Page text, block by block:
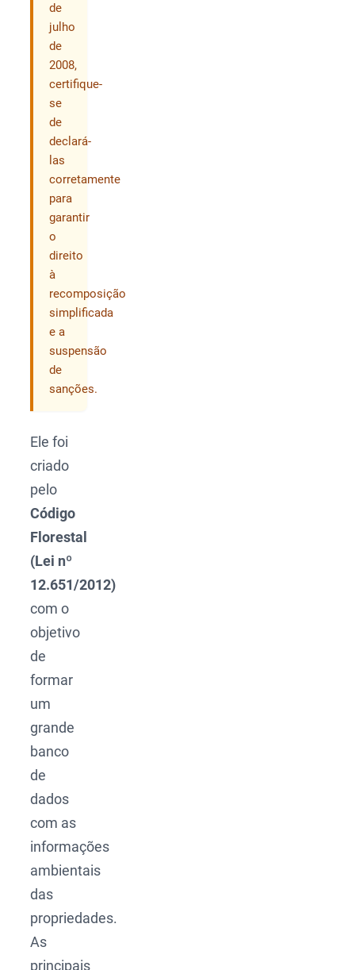
de
julho
de
2008,
certifique-
se
de
declará-
las
corretamente
para
garantir
o
direito
à
recomposição
simplificada
e a
suspensão
de
sanções.
Ele foi
criado
pelo
Código
Florestal
(Lei nº
12.651/2012)
com o
objetivo
de
formar
um
grande
banco
de
dados
com as
informações
ambientais
das
propriedades.
As
principais